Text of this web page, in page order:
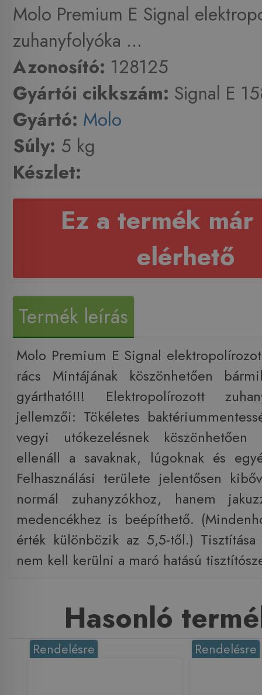
Molo Premium E Signal
zuhanyfolyóka ...
Azonosító: 128125
Gyártói cikkszám: Signal E
Gyártó: Molo
Súly: 5 kg
Készlet:
Ez a termék már
elérhető
Termék leírás
Molo Premium E Signal
rács Mintájának köszönhetően
gyártható!!! Elektropolírozott
jellemzői: Tökéletes
vegyi utókezelésnek köszönhetően
ellenáll a savaknak, lúgoknak és
Felhasználási területe jelentősen
normál zuhanyzókhoz, hanem
medencékhez is beépíthető.
érték különbözik az 5,5-től.)
nem kell kerülni a maró hatású
Hasonló
Rendelésre Rendelésre